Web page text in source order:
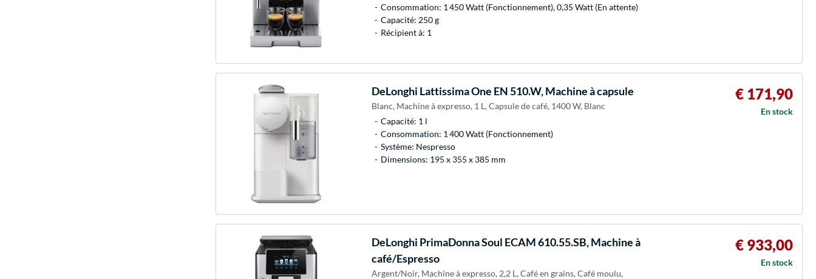
Consommation: 1 450 Watt (Fonctionnement), 0,35 Watt (En attente)
Capacité: 250 g
Récipient à: 1
DeLonghi Lattissima One EN 510.W, Machine à capsule
Blanc, Machine à expresso, 1 L, Capsule de café, 1400 W, Blanc
Capacité: 1 l
Consommation: 1 400 Watt (Fonctionnement)
Système: Nespresso
Dimensions: 195 x 355 x 385 mm
€ 171,90
En stock
DeLonghi PrimaDonna Soul ECAM 610.55.SB, Machine à
café/Espresso
Argent/Noir, Machine à expresso, 2,2 L, Café en grains, Café moulu,
€ 933,00
En stock